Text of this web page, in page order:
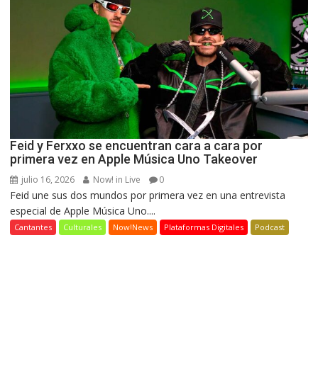
Feid y Ferxxo se encuentran cara a cara por
primera vez en Apple Música Uno Takeover
julio 16, 2026 Now! in Live 0
Feid une sus dos mundos por primera vez en una entrevista
especial de Apple Música Uno....
Cantantes Culturales Now!News Plataformas Digitales Podcast